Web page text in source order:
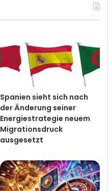
Spanien sieht sich nach
der Änderung seiner
Energiestrategie neuem
Migrationsdruck
ausgesetzt